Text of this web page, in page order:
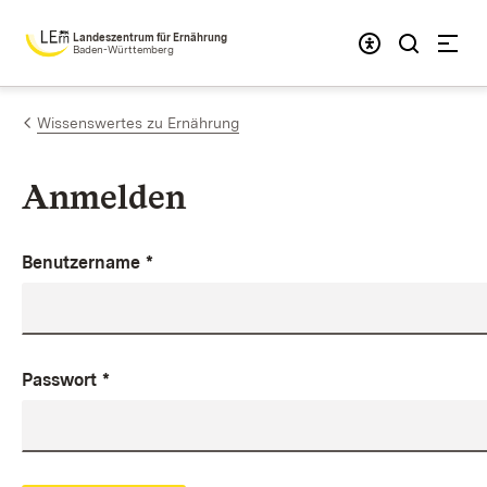
Zum Inhalt springen
Landeszentrum für Ernährung
Baden-Württemberg
Wissenswertes zu Ernährung
Anmelden
Benutzername *
Passwort *